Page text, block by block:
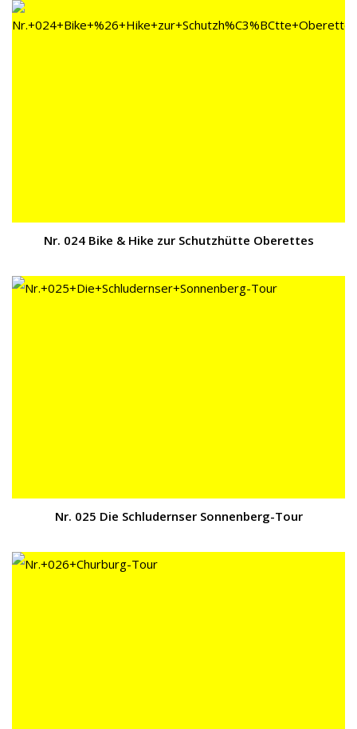
Nr. 024 Bike & Hike zur Schutzhütte Oberettes
Nr. 025 Die Schludernser Sonnenberg-Tour